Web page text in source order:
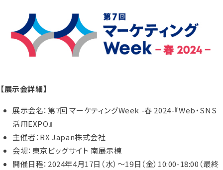
【展示会詳細】
展示会名：第7回 マーケティングWeek -春 2024-『Web・SNS
活用EXPO』
主催者：RX Japan株式会社
会場：東京ビッグサイト 南展示棟
開催日程：2024年4月17日（水）～19日（金）10:00-18:00（最終